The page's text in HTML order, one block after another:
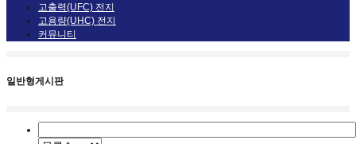
고출력(UFC) 전지
고용량(UHC) 전지
커뮤니티
일반형게시판